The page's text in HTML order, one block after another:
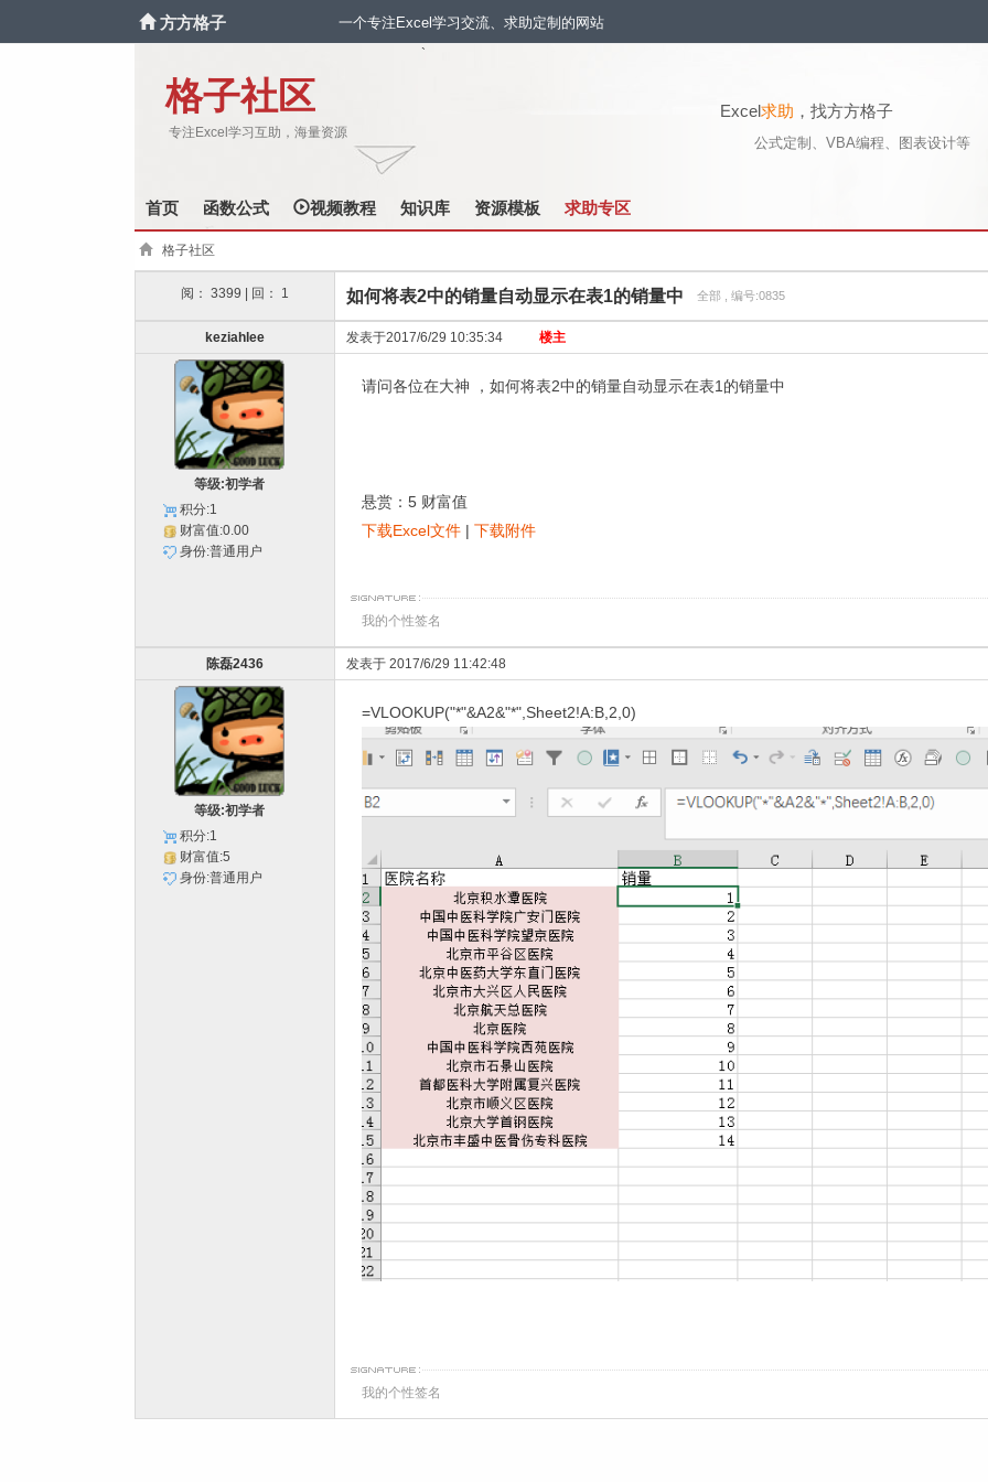
方方格子 一个专注Excel学习交流、求助定制的网站
格子社区
专注Excel学习互助，海量资源
Excel求助 ，找方方格子
公式定制、VBA编程、图表设计等
`
首页 函数公式 视频教程 知识库 资源模板 求助专区
格子社区
阅： 3399 | 回： 1 如何将表2中的销量自动显示在表1的销量中 全部 , 编号:0835
keziahlee 发表于2017/6/29 10:35:34 楼主
等级:初学者
积分:1
财富值:0.00
身份:普通用户
请问各位在大神 ，如何将表2中的销量自动显示在表1的销量中
悬赏：5 财富值
下载Excel文件 | 下载附件
我的个性签名
陈磊2436 发表于 2017/6/29 11:42:48
等级:初学者
积分:1
财富值:5
身份:普通用户
=VLOOKUP("*"&A2&"*",Sheet2!A:B,2,0)
我的个性签名